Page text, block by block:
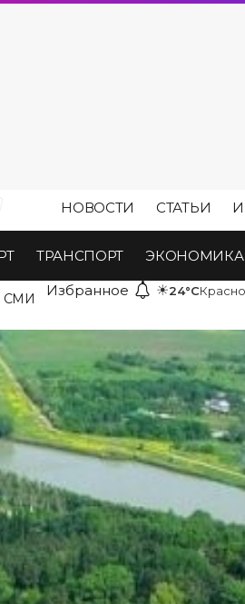
НОВОСТИ СТАТЬИ
ТРАНСПОРТ ЭКОНОМИКА
СМИ Избранное ☀24°C